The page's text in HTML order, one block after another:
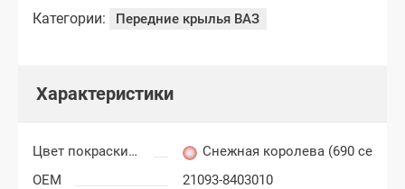
Категории: Передние крылья ВАЗ
Характеристики
Цвет покраски ВАЗ 2108, 2109, 21099
Снежная королева (690
OEM
21093-8403010